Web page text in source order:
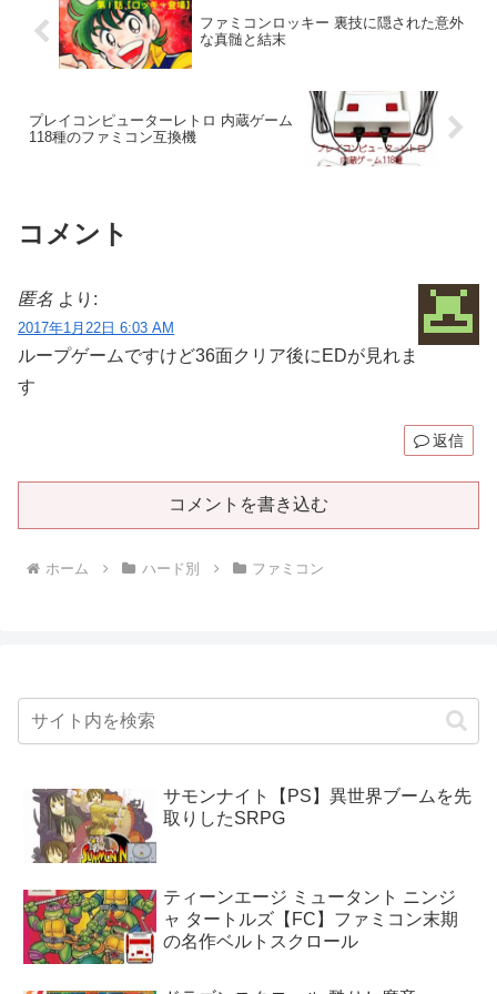
1986年11月26日価格3,90...
ファミコンロッキー 裏技に隠された意外
な真髄と結末
プレイコンピューターレトロ 内蔵ゲーム
118種のファミコン互換機
コメント
匿名 より:
2017年1月22日 6:03 AM
ループゲームですけど36面クリア後にEDが見れま
す
返信
コメントを書き込む
ホーム ハード別 ファミコン
サモンナイト【PS】異世界ブームを先
取りしたSRPG
ティーンエージ ミュータント ニンジ
ャ タートルズ【FC】ファミコン末期
の名作ベルトスクロール